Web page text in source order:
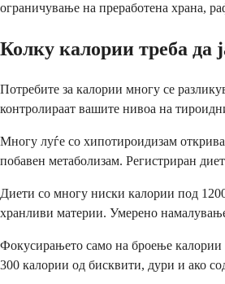
ограничување на преработена храна,
Колку калории треба да
Потребите за калории многу се
контролираат вашите нивоа на
Многу луѓе со хипотироидизам
побавен метаболизам. Регистриран
Диети со многу ниски калории под
хранливи материи. Умерено
Фокусирањето само на броење калории
300 калории од бисквити, дури и ако